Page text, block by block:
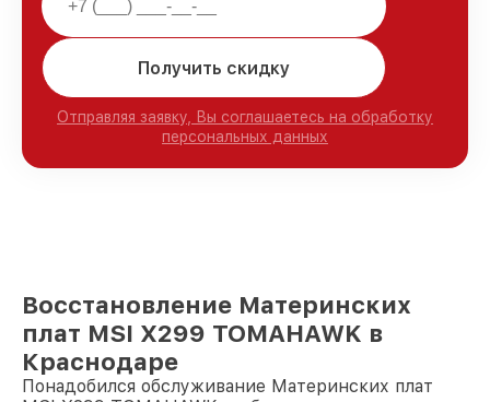
Получить скидку
Отправляя заявку, Вы соглашаетесь на обработку
персональных данных
Восстановление Материнских
плат MSI X299 TOMAHAWK в
Краснодаре
Понадобился обслуживание Материнских плат